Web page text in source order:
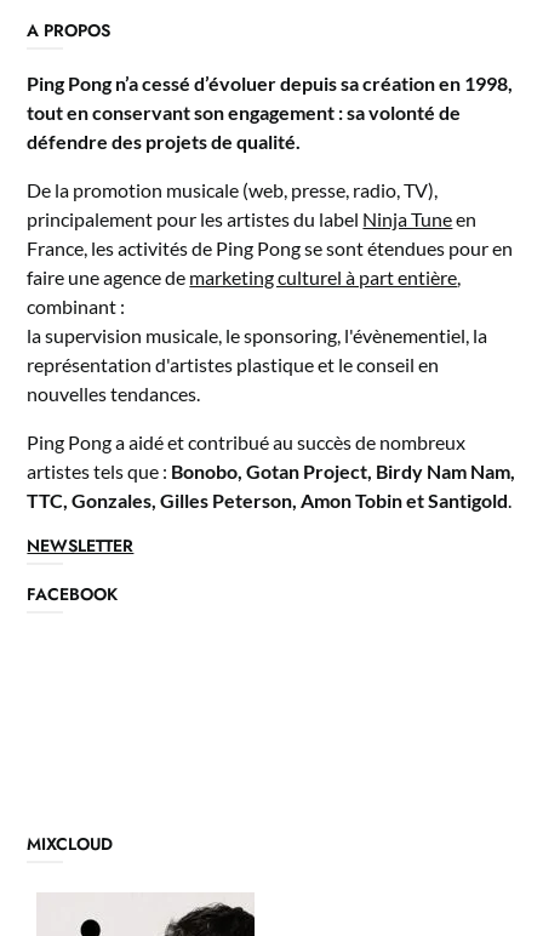
A PROPOS
Ping Pong n’a cessé d’évoluer depuis sa création en 1998,
tout en conservant son engagement : sa volonté de
défendre des projets de qualité.
De la promotion musicale (web, presse, radio, TV),
principalement pour les artistes du label Ninja Tuneen
France, les activités de Ping Pong se sont étendues pour en
faire une agence de marketing culturel à part entière
combinant :
la supervision musicale, le sponsoring, l'évènementiel, la
représentation d'artistes plastique et le conseil en
nouvelles tendances.
Ping Pong a aidé et contribué au succès de nombreux
artistes tels que : Bonobo, Gotan Project, Birdy Nam Nam,
TTC, Gonzales, Gilles Peterson, Amon Tobin et Santigold
NEWSLETTER
FACEBOOK
MIXCLOUD